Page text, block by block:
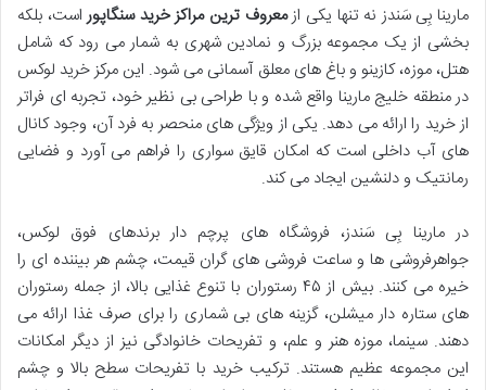
مارینا بِی سَندز نه تنها یکی ازمعروف ترین مراکز خرید سنگاپوراست، بلکه
بخشی از یک مجموعه بزرگ و نمادین شهری به شمار می رود که شامل
هتل، موزه، کازینو و باغ های معلق آسمانی می شود. این مرکز خرید لوکس
در منطقه خلیج مارینا واقع شده و با طراحی بی نظیر خود، تجربه ای فراتر
از خرید را ارائه می دهد. یکی از ویژگی های منحصر به فرد آن، وجود کانال
های آب داخلی است که امکان قایق سواری را فراهم می آورد و فضایی
رمانتیک و دلنشین ایجاد می کند.
در مارینا بِی سَندز، فروشگاه های پرچم دار برندهای فوق لوکس،
جواهرفروشی ها و ساعت فروشی های گران قیمت، چشم هر بیننده ای را
خیره می کنند. بیش از ۴۵ رستوران با تنوع غذایی بالا، از جمله رستوران
های ستاره دار میشلن، گزینه های بی شماری را برای صرف غذا ارائه می
دهند. سینما، موزه هنر و علم، و تفریحات خانوادگی نیز از دیگر امکانات
این مجموعه عظیم هستند. ترکیب خرید با تفریحات سطح بالا و چشم